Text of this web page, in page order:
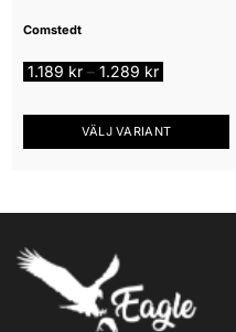
Comstedt
1.189 kr – 1.289 krPrisintervall:
1.189 kr
1.289 kr
VÄLJ VARIANT
flera
varianter.